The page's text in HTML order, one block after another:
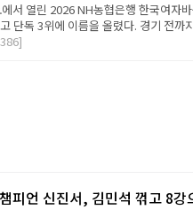
서 열린 2026 NH농협은행 한국여자
단독 3위에 이름을 올렸다. 경기 전까
피언 신진서, 김민석 꺾고 8강